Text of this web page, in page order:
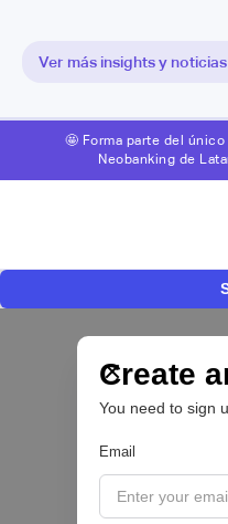
Ver más insights y noticias
🤩 Forma parte del
Neobanking de
Create
You need to sign
Email
desde cuentas
OPEN FINANCE 🔑